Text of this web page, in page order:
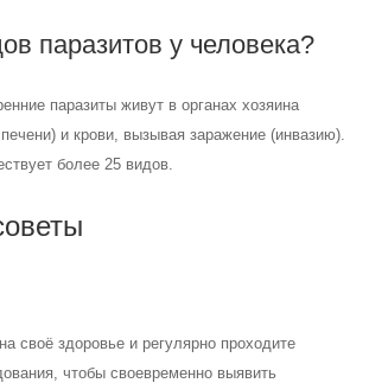
паразитов у человека?
паразиты живут в органах хозяина
и крови, вызывая заражение (инвазию).
более 25 видов.
своё здоровье и регулярно проходите
чтобы своевременно выявить